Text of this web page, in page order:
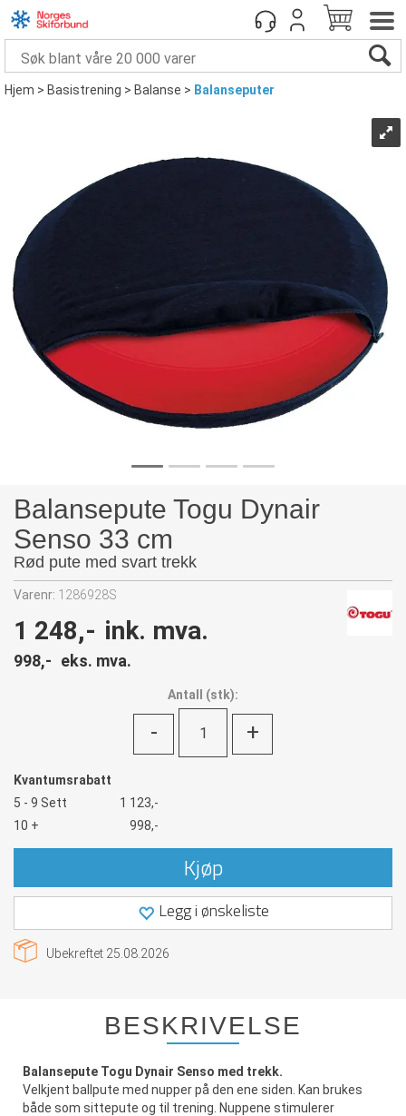
Hjem>Basistrening>Balanse> Balanseputer
Balansepute Togu Dynair
Senso 33 cm
Rød pute med svart trekk
Varenr: 1286928S
1 248,- ink. mva.
998,- eks. mva.
Antall (stk):
- +
Kvantumsrabatt
5 - 9 Sett
1 123,-
10 +
998,-
Kjøp
Legg i ønskeliste
Ubekreftet 25.08.2026
BESKRIVELSE
Balansepute Togu Dynair Senso med trekk.
Velkjent ballpute med nupper på den ene siden. Kan brukes
både som sittepute og til trening. Nuppene stimulerer